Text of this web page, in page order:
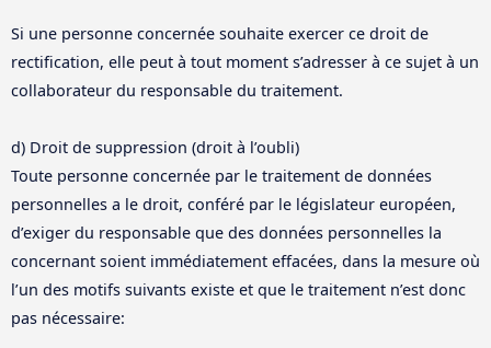
Si une personne concernée souhaite exercer ce droit de
rectification, elle peut à tout moment s’adresser à ce sujet à un
collaborateur du responsable du traitement.
d) Droit de suppression (droit à l’oubli)
Toute personne concernée par le traitement de données
personnelles a le droit, conféré par le législateur européen,
d’exiger du responsable que des données personnelles la
concernant soient immédiatement effacées, dans la mesure où
l’un des motifs suivants existe et que le traitement n’est donc
pas nécessaire: